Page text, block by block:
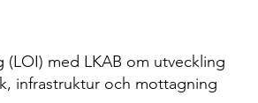
(LOI) med LKAB om utveckling
infrastruktur och mottagning